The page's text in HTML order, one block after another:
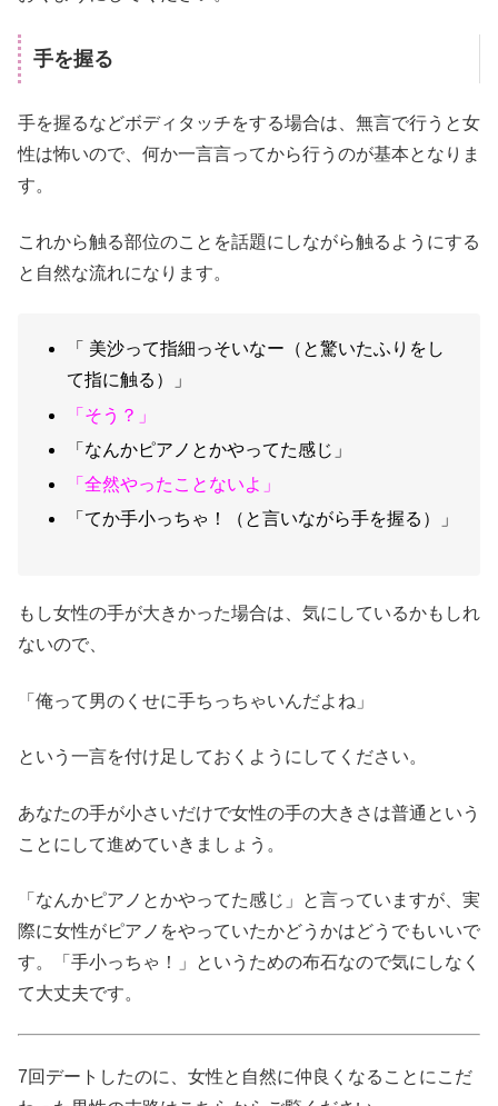
手を握る
手を握るなどボディタッチをする場合は、無言で行うと女
性は怖いので、何か一言言ってから行うのが基本となりま
す。
これから触る部位のことを話題にしながら触るようにする
と自然な流れになります。
「 美沙って指細っそいなー（と驚いたふりをし
て指に触る）」
「そう？」
「なんかピアノとかやってた感じ」
「全然やったことないよ」
「てか手小っちゃ！（と言いながら手を握る）」
もし女性の手が大きかった場合は、気にしているかもしれ
ないので、
「俺って男のくせに手ちっちゃいんだよね」
という一言を付け足しておくようにしてください。
あなたの手が小さいだけで女性の手の大きさは普通という
ことにして進めていきましょう。
「なんかピアノとかやってた感じ」と言っていますが、実
際に女性がピアノをやっていたかどうかはどうでもいいで
す。「手小っちゃ！」というための布石なので気にしなく
て大丈夫です。
7回デートしたのに、女性と自然に仲良くなることにこだ